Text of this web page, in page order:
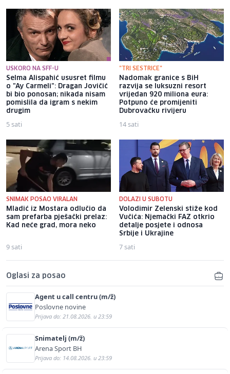
USKORO NA SFF-U
Selma Alispahić ususret filmu
o "Ay Carmeli": Dragan Jovičić
bi bio ponosan; nikada nisam
pomislila da igram s nekim
drugim
5 sati
"TRI SESTRICE"
Nadomak granice s BiH
razvija se luksuzni resort
vrijedan 920 miliona eura:
Potpuno će promijeniti
Dubrovačku rivijeru
14 sati
SNIMAK POSAO VIRALAN
Mladić iz Mostara odlučio da
sam prefarba pješački prelaz:
Kad neće grad, mora neko
9 sati
DOLAZI U SUBOTU
Volodimir Zelenski stiže kod
Vučića: Njemački FAZ otkrio
detalje posjete i odnosa
Srbije i Ukrajine
7 sati
Oglasi za posao
Agent u call centru (m/ž)
Poslovne novine
Prijava do: 21.08.2026. u 23:59
Snimatelj (m/ž)
Arena Sport BH
Prijava do: 14.08.2026. u 23:59